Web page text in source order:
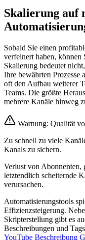
Skalierung auf
Sobald Sie einen
verfeinert haben, können
Skalierung bedeutet
Ihre bewährten Prozesse
oft den Aufbau weiterer
Teams. Die größte
mehrere Kanäle hinweg
Warnung: Qualität
Zu schnell zu viele
Kanals zu sichern.
Verlust von Abonnenten,
letztendlich scheiternde
verursachen.
Automatisierungstools
Effizienzsteigerung.
Skripterstellung gibt es
Beschreibungen und
YouTube Beschreibung